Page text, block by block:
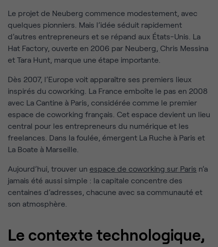
Le projet de Neuberg commence modestement, avec
quelques pionniers. Mais l’idée séduit rapidement
d’autres entrepreneurs et se répand aux États-Unis. La
Hat Factory, ouverte en 2006 par Neuberg, Chris Messina
et Tara Hunt, marque une étape importante.
Dès 2007, l’Europe voit apparaître ses premiers lieux
inspirés du coworking. La France emboîte le pas en 2008
avec La Cantine à Paris, considérée comme le premier
espace de coworking français. Cet espace devient un lieu
central pour les entrepreneurs du numérique et les
freelances. Dans la foulée, émergent La Ruche à Paris et
La Boate à Marseille.
Aujourd’hui, trouver un espace de coworking sur Paris n’a
jamais été aussi simple : la capitale concentre des
centaines d’adresses, chacune avec sa communauté et
son atmosphère.
Le contexte technologique,